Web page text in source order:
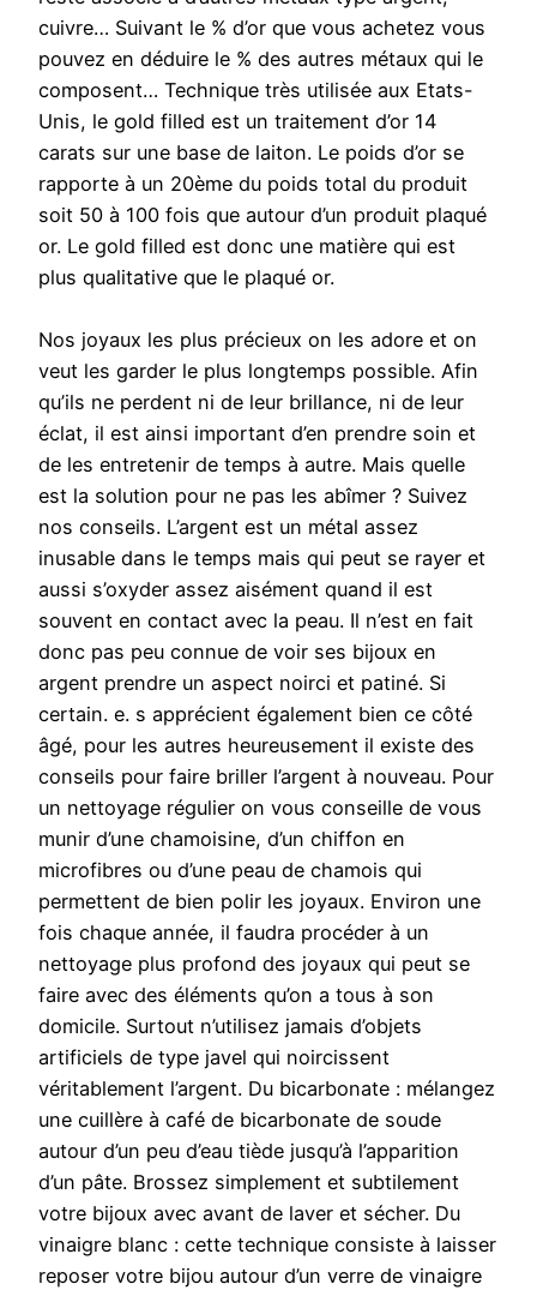
cuivre… Suivant le % d’or que vous achetez vous
pouvez en déduire le % des autres métaux qui le
composent… Technique très utilisée aux Etats-
Unis, le gold filled est un traitement d’or 14
carats sur une base de laiton. Le poids d’or se
rapporte à un 20ème du poids total du produit
soit 50 à 100 fois que autour d’un produit plaqué
or. Le gold filled est donc une matière qui est
plus qualitative que le plaqué or.
Nos joyaux les plus précieux on les adore et on
veut les garder le plus longtemps possible. Afin
qu’ils ne perdent ni de leur brillance, ni de leur
éclat, il est ainsi important d’en prendre soin et
de les entretenir de temps à autre. Mais quelle
est la solution pour ne pas les abîmer ? Suivez
nos conseils. L’argent est un métal assez
inusable dans le temps mais qui peut se rayer et
aussi s’oxyder assez aisément quand il est
souvent en contact avec la peau. Il n’est en fait
donc pas peu connue de voir ses bijoux en
argent prendre un aspect noirci et patiné. Si
certain. e. s apprécient également bien ce côté
âgé, pour les autres heureusement il existe des
conseils pour faire briller l’argent à nouveau. Pour
un nettoyage régulier on vous conseille de vous
munir d’une chamoisine, d’un chiffon en
microfibres ou d’une peau de chamois qui
permettent de bien polir les joyaux. Environ une
fois chaque année, il faudra procéder à un
nettoyage plus profond des joyaux qui peut se
faire avec des éléments qu’on a tous à son
domicile. Surtout n’utilisez jamais d’objets
artificiels de type javel qui noircissent
véritablement l’argent. Du bicarbonate : mélangez
une cuillère à café de bicarbonate de soude
autour d’un peu d’eau tiède jusqu’à l’apparition
d’un pâte. Brossez simplement et subtilement
votre bijoux avec avant de laver et sécher. Du
vinaigre blanc : cette technique consiste à laisser
reposer votre bijou autour d’un verre de vinaigre